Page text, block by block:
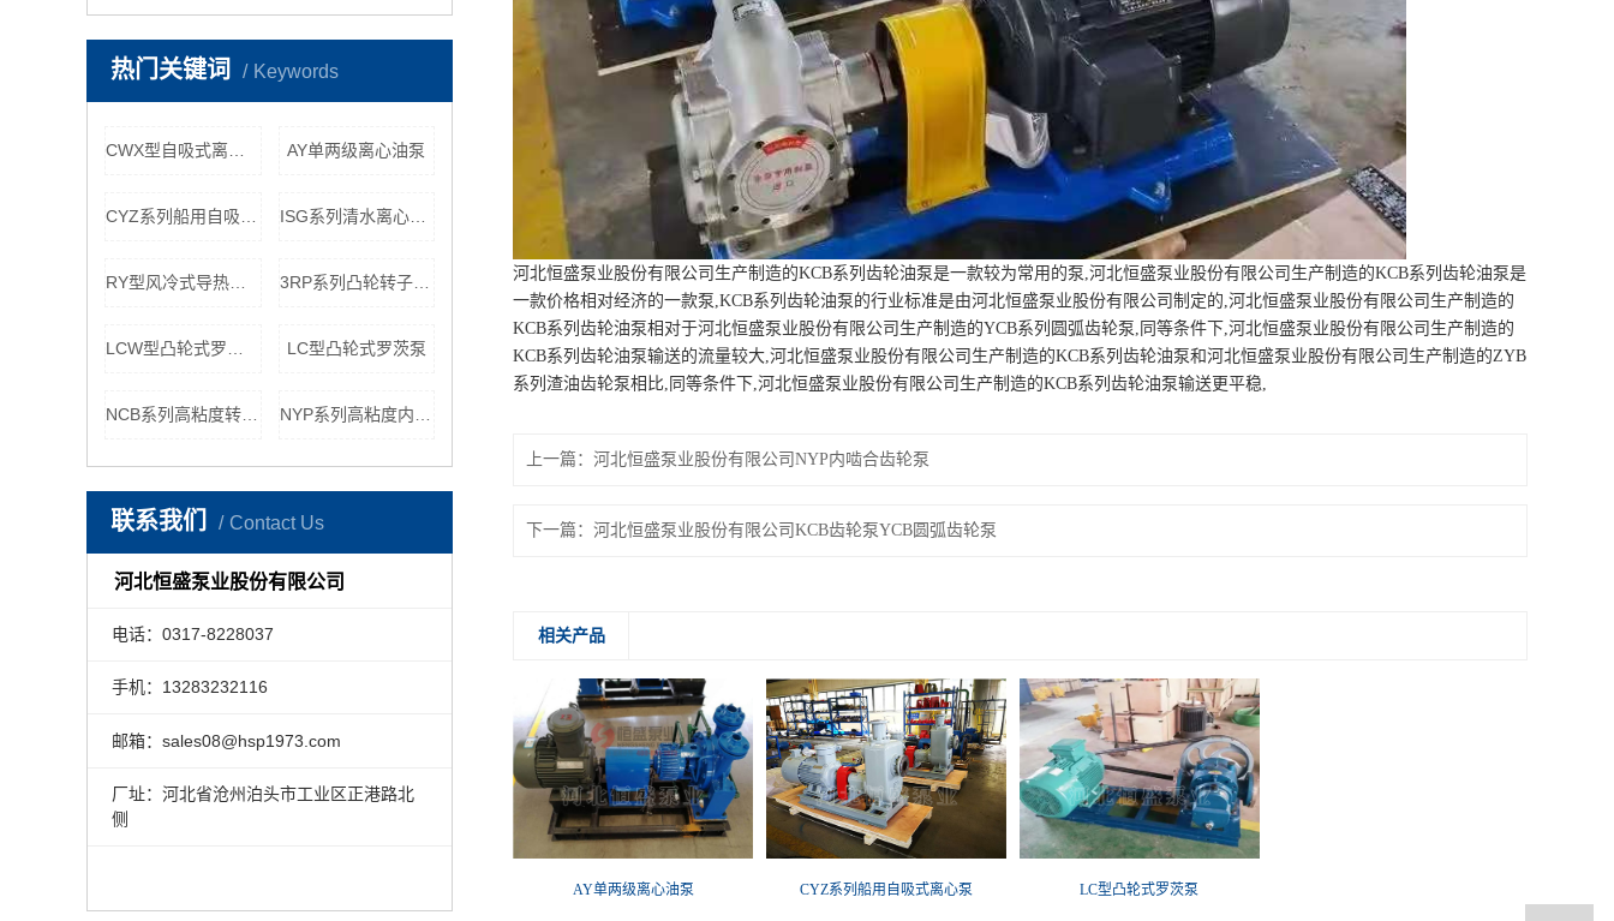
热门关键词 Keywords
AY单两级离心油泵
ISG系列清水离心泵管道增压泵
3RP系列凸轮转子泵食品行业用泵
LC型凸轮式罗茨泵
联系我们 Contact Us
河北恒盛泵业股份有限公司
电话：0317-8228037
手机：13283232116
邮箱：sales08@hsp1973.com
厂址：河北省沧州泊头市工业区正港路北
侧
河北恒盛泵业股份有限公司生产制造的KCB系列齿轮油泵是一款较为常用的泵,河北恒盛泵业股份有限公司生产制造的KCB系列齿轮油泵是
一款价格相对经济的一款泵,KCB系列齿轮油泵的行业标准是由河北恒盛泵业股份有限公司制定的,河北恒盛泵业股份有限公司生产制造的
KCB系列齿轮油泵相对于河北恒盛泵业股份有限公司生产制造的YCB系列圆弧齿轮泵,同等条件下,河北恒盛泵业股份有限公司生产制造的
KCB系列齿轮油泵输送的流量较大,河北恒盛泵业股份有限公司生产制造的KCB系列齿轮油泵和河北恒盛泵业股份有限公司生产制造的ZYB
系列渣油齿轮泵相比,同等条件下,河北恒盛泵业股份有限公司生产制造的KCB系列齿轮油泵输送更平稳,
上一篇： 河北恒盛泵业股份有限公司NYP内啮合齿轮泵
下一篇： 河北恒盛泵业股份有限公司KCB齿轮泵YCB圆弧齿轮泵
相关产品
AY单两级离心油泵 CYZ系列船用自吸式离心泵 LC型凸轮式罗茨泵